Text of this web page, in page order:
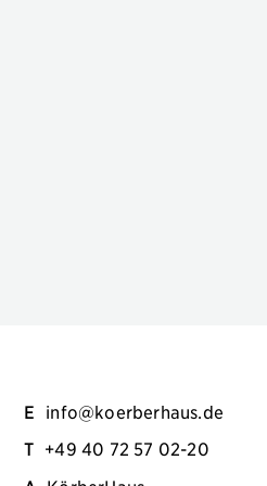
E info@koerberhaus.de
T +49 40 72 57 02-20